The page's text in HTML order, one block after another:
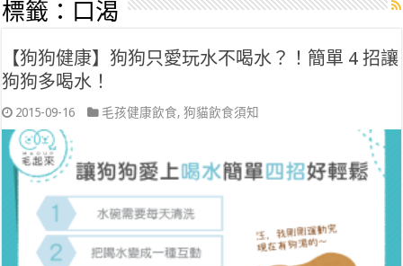
標籤： 口渴
【狗狗健康】狗狗只愛玩水不喝水？！簡單 4 招讓
狗狗多喝水！
2015-09-16 毛孩健康飲食,狗貓飲食須知